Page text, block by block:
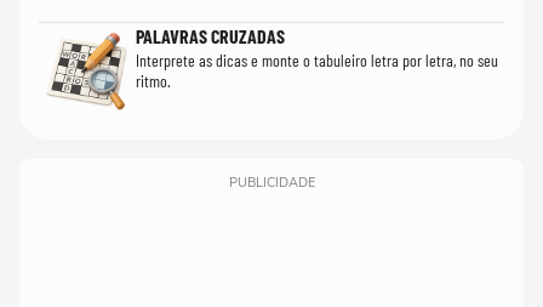
PALAVRAS CRUZADAS
Interprete as dicas e monte o tabuleiro letra por letra, no seu
ritmo.
PUBLICIDADE